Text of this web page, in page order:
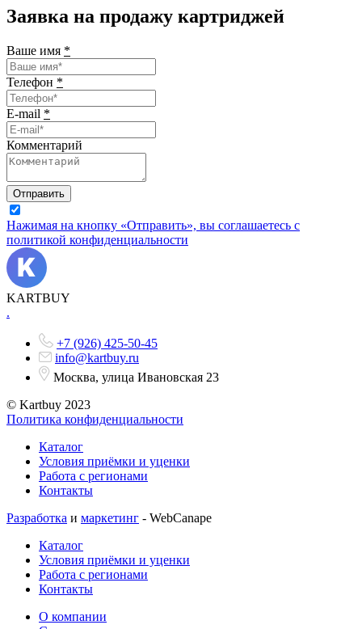
Заявка на продажу картриджей
Ваше имя *
Телефон *
E-mail *
Комментарий
Отправить
Нажимая на кнопку «Отправить», вы соглашаетесь с
политикой конфиденциальности
KARTBUY
.
+7 (926) 425-50-45
info@kartbuy.ru
Москва, улица Ивановская 23
© Kartbuy 2023
Политика конфиденциальности
Каталог
Условия приёмки и уценки
Работа с регионами
Контакты
Разработка и маркетинг - WebCanape
Каталог
Условия приёмки и уценки
Работа с регионами
Контакты
О компании